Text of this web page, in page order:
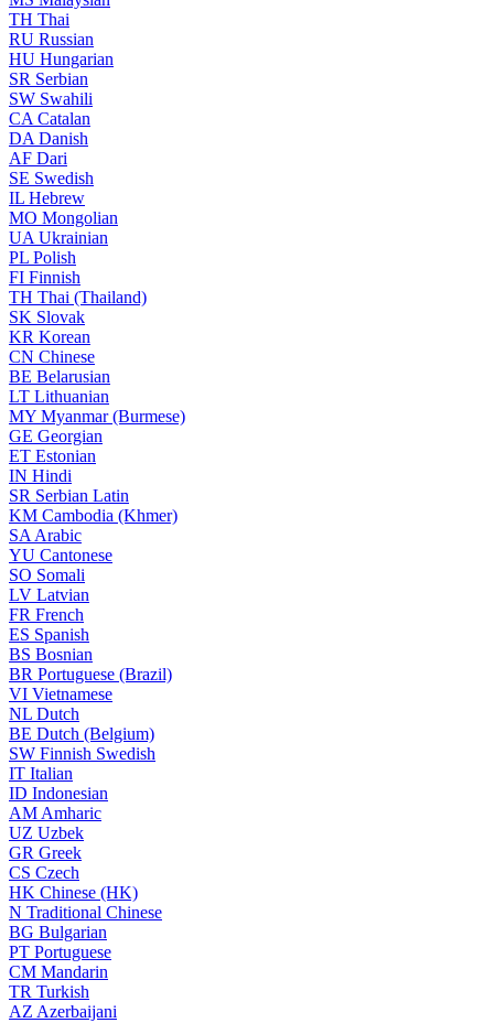
TH Thai
RU Russian
HU Hungarian
SR Serbian
SW Swahili
CA Catalan
DA Danish
AF Dari
SE Swedish
IL Hebrew
MO Mongolian
UA Ukrainian
PL Polish
FI Finnish
TH Thai (Thailand)
SK Slovak
KR Korean
CN Chinese
BE Belarusian
LT Lithuanian
MY Myanmar (Burmese)
GE Georgian
ET Estonian
IN Hindi
SR Serbian Latin
KM Cambodia (Khmer)
SA Arabic
YU Cantonese
SO Somali
LV Latvian
FR French
ES Spanish
BS Bosnian
BR Portuguese (Brazil)
VI Vietnamese
NL Dutch
BE Dutch (Belgium)
SW Finnish Swedish
IT Italian
ID Indonesian
AM Amharic
UZ Uzbek
GR Greek
CS Czech
HK Chinese (HK)
N Traditional Chinese
BG Bulgarian
PT Portuguese
CM Mandarin
TR Turkish
AZ Azerbaijani